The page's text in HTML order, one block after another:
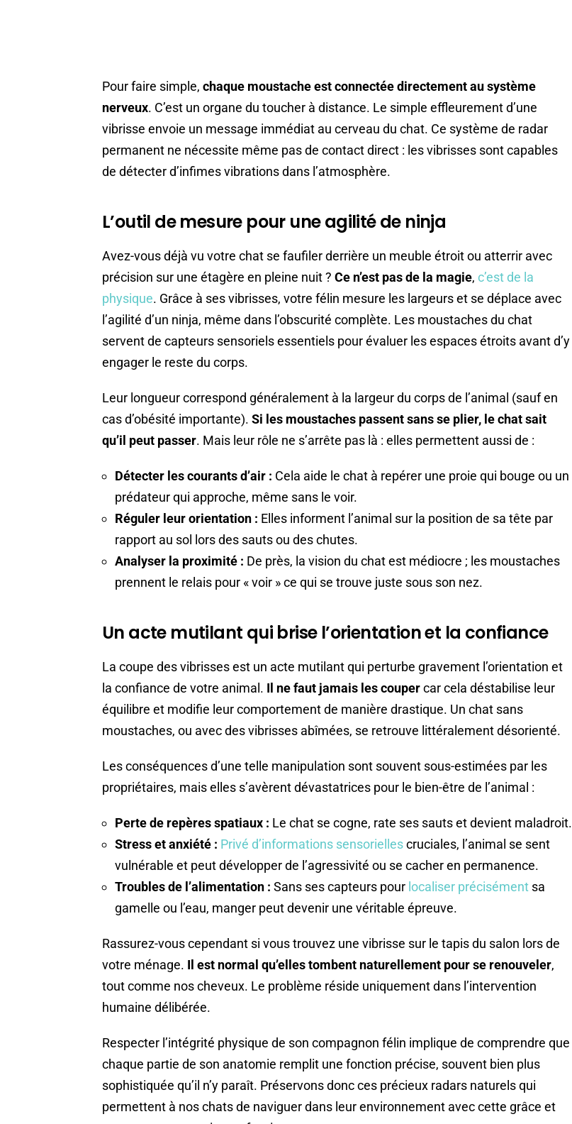
Pour faire simple, chaque moustache est connectée directement au système
nerveux. C’est un organe du toucher à distance. Le simple effleurement d’une
vibrisse envoie un message immédiat au cerveau du chat. Ce système de radar
permanent ne nécessite même pas de contact direct : les vibrisses sont capables
de détecter d’infimes vibrations dans l’atmosphère.
L’outil de mesure pour une agilité de ninja
Avez-vous déjà vu votre chat se faufiler derrière un meuble étroit ou atterrir avec
précision sur une étagère en pleine nuit ? Ce n’est pas de la magie, c’est de la
physique. Grâce à ses vibrisses, votre félin mesure les largeurs et se déplace avec
l’agilité d’un ninja, même dans l’obscurité complète. Les moustaches du chat
servent de capteurs sensoriels essentiels pour évaluer les espaces étroits avant d’y
engager le reste du corps.
Leur longueur correspond généralement à la largeur du corps de l’animal (sauf en
cas d’obésité importante). Si les moustaches passent sans se plier, le chat sait
qu’il peut passer. Mais leur rôle ne s’arrête pas là : elles permettent aussi de :
Détecter les courants d’air : Cela aide le chat à repérer une proie qui bouge ou un
prédateur qui approche, même sans le voir.
Réguler leur orientation : Elles informent l’animal sur la position de sa tête par
rapport au sol lors des sauts ou des chutes.
Analyser la proximité : De près, la vision du chat est médiocre ; les moustaches
prennent le relais pour « voir » ce qui se trouve juste sous son nez.
Un acte mutilant qui brise l’orientation et la confiance
La coupe des vibrisses est un acte mutilant qui perturbe gravement l’orientation et
la confiance de votre animal. Il ne faut jamais les coupercar cela déstabilise leur
équilibre et modifie leur comportement de manière drastique. Un chat sans
moustaches, ou avec des vibrisses abîmées, se retrouve littéralement désorienté.
Les conséquences d’une telle manipulation sont souvent sous-estimées par les
propriétaires, mais elles s’avèrent dévastatrices pour le bien-être de l’animal :
Perte de repères spatiaux : Le chat se cogne, rate ses sauts et devient maladroit.
Stress et anxiété : Privé d’informations sensoriellescruciales, l’animal se sent
vulnérable et peut développer de l’agressivité ou se cacher en permanence.
Troubles de l’alimentation : Sans ses capteurs pour localiser précisément sa
gamelle ou l’eau, manger peut devenir une véritable épreuve.
Rassurez-vous cependant si vous trouvez une vibrisse sur le tapis du salon lors de
votre ménage. Il est normal qu’elles tombent naturellement pour se renouveler,
tout comme nos cheveux. Le problème réside uniquement dans l’intervention
humaine délibérée.
Respecter l’intégrité physique de son compagnon félin implique de comprendre que
chaque partie de son anatomie remplit une fonction précise, souvent bien plus
sophistiquée qu’il n’y paraît. Préservons donc ces précieux radars naturels qui
permettent à nos chats de naviguer dans leur environnement avec cette grâce et